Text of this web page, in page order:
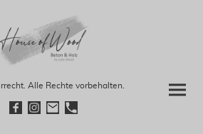
Alle Rechte vorbehalten.